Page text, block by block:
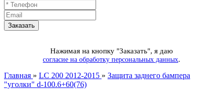
Нажимая на кнопку "Заказать", я даю
согласие на обработку персональных данных.
Главная » LC 200 2012-2015 » Защита заднего бампера
"уголки" d-100.6+60(76)